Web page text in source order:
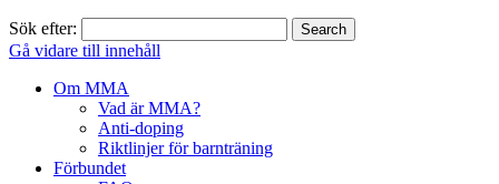
Sök efter:
Gå vidare till innehåll
Om MMA
Vad är MMA?
Anti-doping
Riktlinjer för barnträning
Förbundet